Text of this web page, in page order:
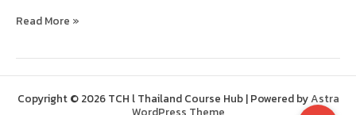
Read More »
Copyright © 2026 TCH l Thailand Course Hub | Powered byAstra
WordPress Theme